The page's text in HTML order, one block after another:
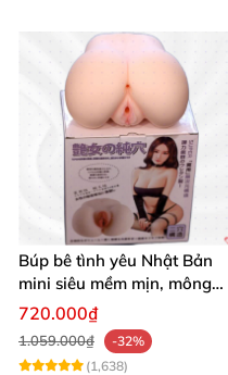
Búp bê tình yêu Nhật Bản
mini siêu mềm mịn, mông
tròn quyến rũ
720.000₫
1.059.000₫
-32%
(1,638)